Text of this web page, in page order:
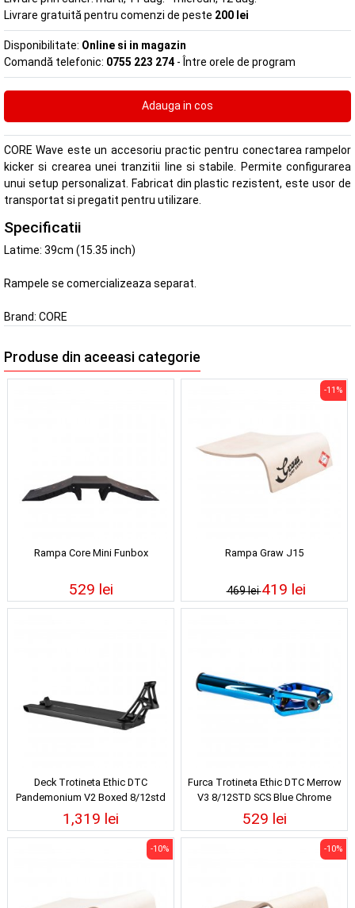
Livrare gratuită pentru comenzi de peste 200 lei
Disponibilitate: Online si in magazin
Comandă telefonic: 0755 223 274 - Între orele de program
CORE Wave este un accesoriu practic pentru conectarea rampelor
kicker si crearea unei tranzitii line si stabile. Permite configurarea
unui setup personalizat. Fabricat din plastic rezistent, este usor de
transportat si pregatit pentru utilizare.
Specificatii
Latime: 39cm (15.35 inch)
Rampele se comercializeaza separat.
Brand: CORE
Produse din aceeasi categorie
Rampa Core Mini Funbox
529 lei
Rampa Graw J15
469 lei
-11%
419 lei
Deck Trotineta Ethic DTC
Pandemonium V2 Boxed 8/12std
Black
1,319 lei
Furca Trotineta Ethic DTC Merrow
V3 8/12STD SCS Blue Chrome
529 lei
-10% -10%